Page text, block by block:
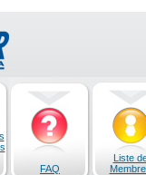
FAQ
Liste